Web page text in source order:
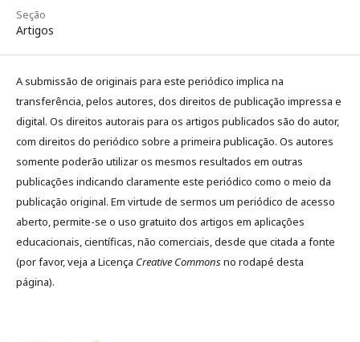
Seção
Artigos
A submissão de originais para este periódico implica na
transferência, pelos autores, dos direitos de publicação impressa e
digital. Os direitos autorais para os artigos publicados são do autor,
com direitos do periódico sobre a primeira publicação. Os autores
somente poderão utilizar os mesmos resultados em outras
publicações indicando claramente este periódico como o meio da
publicação original. Em virtude de sermos um periódico de acesso
aberto, permite-se o uso gratuito dos artigos em aplicações
educacionais, científicas, não comerciais, desde que citada a fonte
(por favor, veja a Licença Creative Commonsno rodapé desta
página).